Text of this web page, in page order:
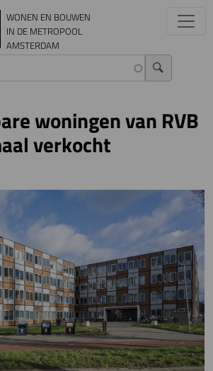
gaan
WONEN EN BOUWEN
IN DE METROPOOL
AMSTERDAM
woningen van RVB
verkocht